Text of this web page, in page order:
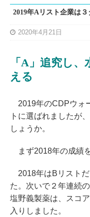
2019年Aリスト企業は
2020年4月21日
「A」追究し
える
2019年のCDPウォ
トに選ばれましたが
しょうか。
まず2018年の成績
2018年はBリストだ
た。次いで２年連続
塩野義製薬は、スコ
入りしました。